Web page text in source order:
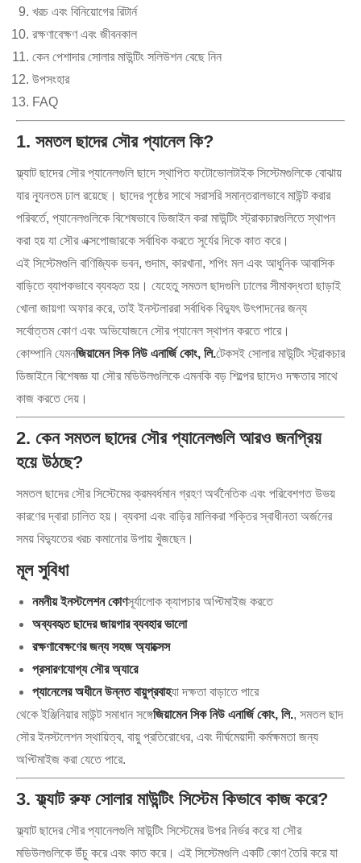
খরচ এবং বিনিয়োগের রিটার্ন
রক্ষণাবেক্ষণ এবং জীবনকাল
কেন পেশাদার সোলার মাউন্টিং সলিউশন বেছে নিন
উপসংহার
FAQ
1. সমতল ছাদের সৌর প্যানেল কি?
ফ্ল্যাট ছাদের সৌর প্যানেলগুলি ছাদে স্থাপিত ফটোভোলটাইক সিস্টেমগুলিকে বোঝায়
যার ন্যূনতম ঢাল রয়েছে। ছাদের পৃষ্ঠের সাথে সরাসরি সমান্তরালভাবে মাউন্ট করার
পরিবর্তে, প্যানেলগুলিকে বিশেষভাবে ডিজাইন করা মাউন্টিং স্ট্রাকচারগুলিতে স্থাপন
করা হয় যা সৌর এক্সপোজারকে সর্বাধিক করতে সূর্যের দিকে কাত করে।
এই সিস্টেমগুলি বাণিজ্যিক ভবন, গুদাম, কারখানা, শপিং মল এবং আধুনিক আবাসিক
বাড়িতে ব্যাপকভাবে ব্যবহৃত হয়। যেহেতু সমতল ছাদগুলি ঢালের সীমাবদ্ধতা ছাড়াই
খোলা জায়গা অফার করে, তাই ইনস্টলাররা সর্বাধিক বিদ্যুৎ উৎপাদনের জন্য
সর্বোত্তম কোণ এবং অভিযোজনে সৌর প্যানেল স্থাপন করতে পারে।
কোম্পানি যেমনজিয়ামেন সিক নিউ এনার্জি কোং, লি.টেকসই সোলার মাউন্টিং স্ট্রাকচার
ডিজাইনে বিশেষজ্ঞ যা সৌর মডিউলগুলিকে এমনকি বড় শিল্পের ছাদেও দক্ষতার সাথে
কাজ করতে দেয়।
2. কেন সমতল ছাদের সৌর প্যানেলগুলি আরও জনপ্রিয়
হয়ে উঠছে?
সমতল ছাদের সৌর সিস্টেমের ক্রমবর্ধমান গ্রহণ অর্থনৈতিক এবং পরিবেশগত উভয়
কারণের দ্বারা চালিত হয়। ব্যবসা এবং বাড়ির মালিকরা শক্তির স্বাধীনতা অর্জনের
সময় বিদ্যুতের খরচ কমানোর উপায় খুঁজছেন।
মূল সুবিধা
নমনীয় ইনস্টলেশন কোণসূর্যালোক ক্যাপচার অপ্টিমাইজ করতে
অব্যবহৃত ছাদের জায়গার ব্যবহার ভালো
রক্ষণাবেক্ষণের জন্য সহজ অ্যাক্সেস
প্রসারণযোগ্য সৌর অ্যারে
প্যানেলের অধীনে উন্নত বায়ুপ্রবাহযা দক্ষতা বাড়াতে পারে
থেকে ইঞ্জিনিয়ার মাউন্ট সমাধান সঙ্গেজিয়ামেন সিক নিউ এনার্জি কোং, লি., সমতল ছাদ
সৌর ইনস্টলেশন স্থায়িত্ব, বায়ু প্রতিরোধের, এবং দীর্ঘমেয়াদী কর্মক্ষমতা জন্য
অপ্টিমাইজ করা যেতে পারে.
3. ফ্ল্যাট রুফ সোলার মাউন্টিং সিস্টেম কিভাবে কাজ করে?
ফ্ল্যাট ছাদের সৌর প্যানেলগুলি মাউন্টিং সিস্টেমের উপর নির্ভর করে যা সৌর
মডিউলগুলিকে উঁচু করে এবং কাত করে। এই সিস্টেমগুলি একটি কোণ তৈরি করে যা